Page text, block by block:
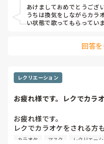
あけましておめでとうござい
うちは換気をしながらカラ
い状態で歌ってもらってい
回答
レクリエーション
お疲れ様です。レクでカラ
お疲れ様です。
レクでカラオケをされる方
コロナへの感染もあり、マ
カラオケ マスク レクリエー